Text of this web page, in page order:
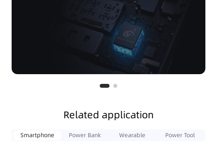
Related application
Smartphone Power Bank Wearable Power Tool